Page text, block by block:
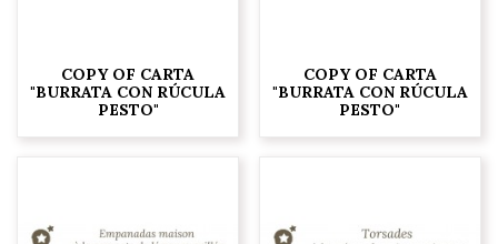
COPY OF CARTA
"BURRATA CON RÚCULA
PESTO"
COPY OF CARTA
"BURRATA CON RÚCULA
PESTO"